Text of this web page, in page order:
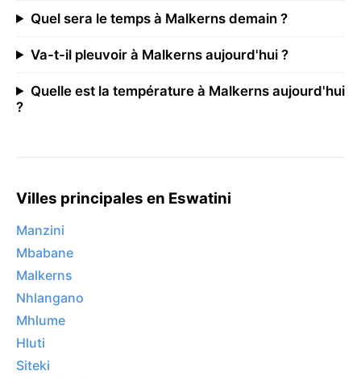
Quel sera le temps à Malkerns demain ?
Va-t-il pleuvoir à Malkerns aujourd'hui ?
Quelle est la température à Malkerns aujourd'hui
?
Villes principales en Eswatini
Manzini
Mbabane
Malkerns
Nhlangano
Mhlume
Hluti
Siteki